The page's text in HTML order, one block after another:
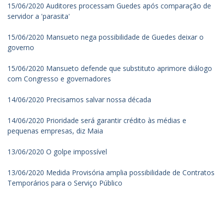
15/06/2020 Auditores processam Guedes após comparação de
servidor a 'parasita'
15/06/2020 Mansueto nega possibilidade de Guedes deixar o
governo
15/06/2020 Mansueto defende que substituto aprimore diálogo
com Congresso e governadores
14/06/2020 Precisamos salvar nossa década
14/06/2020 Prioridade será garantir crédito às médias e
pequenas empresas, diz Maia
13/06/2020 O golpe impossível
13/06/2020 Medida Provisória amplia possibilidade de Contratos
Temporários para o Serviço Público